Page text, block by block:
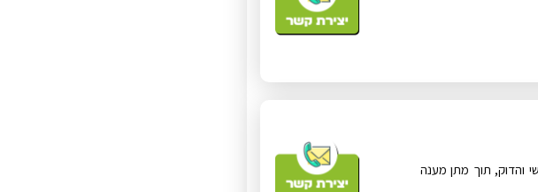
והדוק, תוך מתן מענה